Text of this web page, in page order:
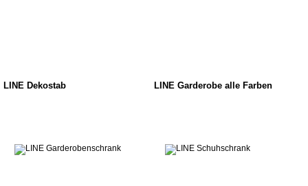
LINE Dekostab LINE Garderobe alle Farben